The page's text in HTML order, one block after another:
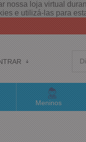
nossa loja virtual
e utilizá-las para
Meninos